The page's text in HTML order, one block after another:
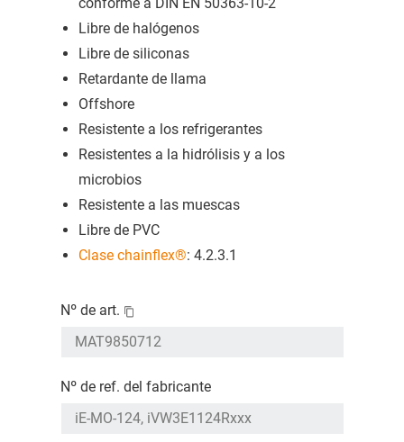
conforme a DIN EN 50363-10-2
Libre de halógenos
Libre de siliconas
Retardante de llama
Offshore
Resistente a los refrigerantes
Resistentes a la hidrólisis y a los
microbios
Resistente a las muescas
Libre de PVC
Clase chainflex®: 4.2.3.1
Nº de art.
Nº de ref. del fabricante